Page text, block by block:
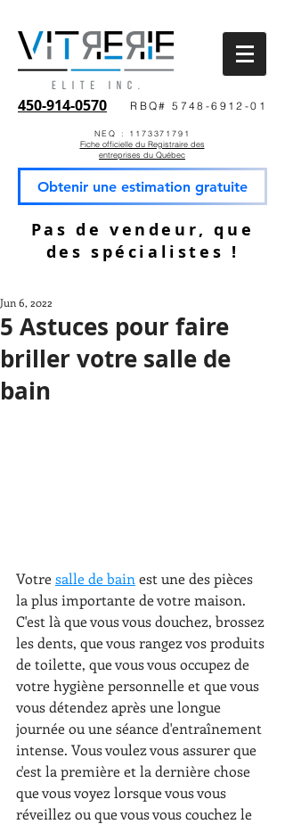
450-914-0570 RBQ# 5748-6912-01
NEQ : 1173371791
Fiche officielle du Registraire des
entreprises du Québec
Obtenir une estimation gratuite
Pas de vendeur, que
des spécialistes !
5 Astuces pour faire
briller votre salle de
bain
Jun 6, 2022
Votre salle de bain est une des pièces
la plus importante de votre maison.
C'est là que vous vous douchez, brossez
les dents, que vous rangez vos produits
de toilette, que vous vous occupez de
votre hygiène personnelle et que vous
vous détendez après une longue
journée ou une séance d'entraînement
intense. Vous voulez vous assurer que
c'est la première et la dernière chose
que vous voyez lorsque vous vous
réveillez ou que vous vous couchez le